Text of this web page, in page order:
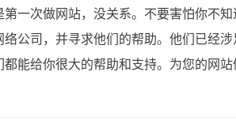
第一次做网站，没关系。不要害怕你不
公司，并寻求他们的帮助。他们已经
能给你很大的帮助和支持。为您的网站